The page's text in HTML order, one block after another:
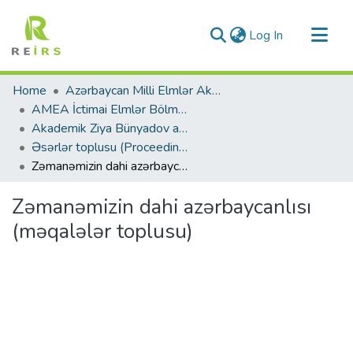
Log In (current)
Communities & Collections
All of DSpace
Statistics
Home
Azərbaycan Milli Elmlər Akademiyası
AMEA İctimai Elmlər Bölməsi
Akademik Ziya Bünyadov adına Şərqşünaslıq İnstitutu
Əsərlər toplusu (Proceedings)
Zəmanəmizin dahi azərbaycanlısı (məqalələr toplusu)
Zəmanəmizin dahi azərbaycanlısı
(məqalələr toplusu)